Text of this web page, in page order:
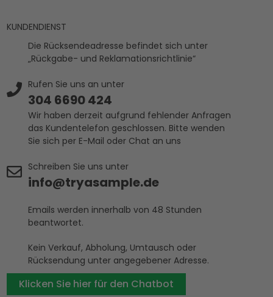
KUNDENDIENST
Die Rücksendeadresse befindet sich unter
„Rückgabe- und Reklamationsrichtlinie“
Rufen Sie uns an unter
304 6690 424
Wir haben derzeit aufgrund fehlender Anfragen
das Kundentelefon geschlossen. Bitte wenden
Sie sich per E-Mail oder Chat an uns
Schreiben Sie uns unter
info@tryasample.de
Emails werden innerhalb von 48 Stunden
beantwortet.
Kein Verkauf, Abholung, Umtausch oder
Rücksendung unter angegebener Adresse.
Klicken Sie hier für den Chatbot